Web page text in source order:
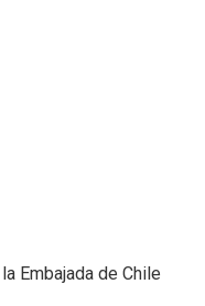
Embajada de Chile